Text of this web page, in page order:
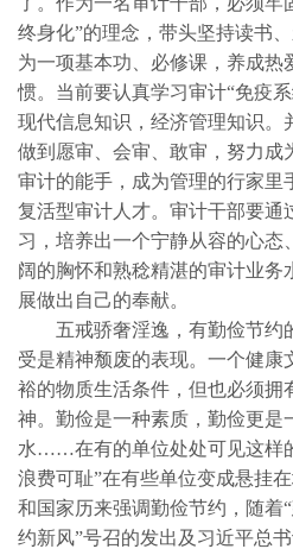
终身化”的理念，带头坚持读书
为一项基本功、必修课，养成热
惯。当前要认真学习审计“免疫
现代信息知识，经济管理知识。
做到愿审、会审、敢审，努力成
审计的能手，成为管理的行家里
复活型审计人才。审计干部要通
习，培养出一个宁静从容的心态
阔的胸怀和熟稔精湛的审计业务
展做出自己的奉献。
五戒骄奢淫逸，有勤俭节约
受是精神颓废的表现。一个健康
裕的物质生活条件，但也必须拥
神。勤俭是一种素质，勤俭更是
水……在有的单位处处可见这样
浪费可耻”在有些单位变成悬挂
和国家历来强调勤俭节约，随着
约新风”号召的发出及习近平总